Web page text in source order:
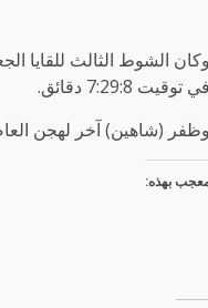
وكان الشوط الثالث للقايا
في توقيت 7:29:8 دقائق.
وظفر (شاهين) آخر لهجن
بهذه: